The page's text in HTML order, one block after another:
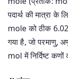
पदार्थ की मात्रा के
mole को ठीक
गया है, जो परमाणु,
mol में निर्दिष्ट